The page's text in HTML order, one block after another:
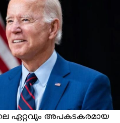
ഏറ്റവും അപകടകരമായ